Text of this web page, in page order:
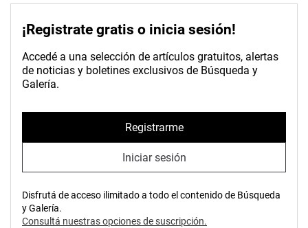
¡Registrate gratis o inicia sesión!
Accedé a una selección de artículos gratuitos, alertas
de noticias y boletines exclusivos de Búsqueda y
Galería.
Registrarme
Iniciar sesión
Disfrutá de acceso ilimitado a todo el contenido de Búsqueda
y Galería.
Consultá nuestras opciones de suscripción.